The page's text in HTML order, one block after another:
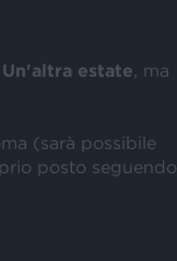
estate , ma
(sarà possibile
posto seguendo